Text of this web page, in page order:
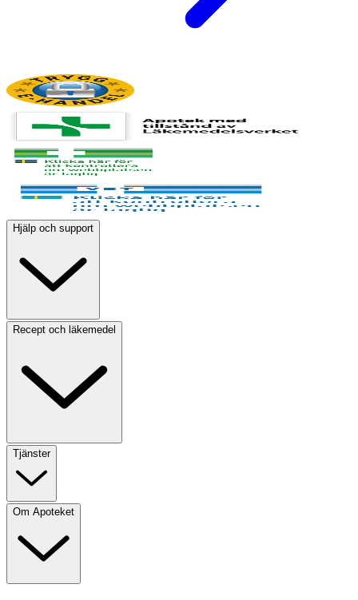
Hjälp och support
Recept och läkemedel
Tjänster
Om Apoteket